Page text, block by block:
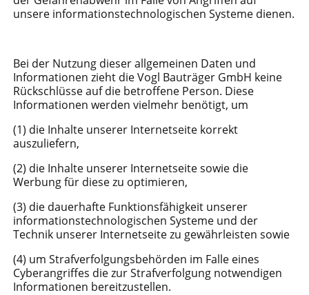
unsere informationstechnologischen Systeme dienen.
Bei der Nutzung dieser allgemeinen Daten und
Informationen zieht die Vogl Bauträger GmbH keine
Rückschlüsse auf die betroffene Person. Diese
Informationen werden vielmehr benötigt, um
(1) die Inhalte unserer Internetseite korrekt
auszuliefern,
(2) die Inhalte unserer Internetseite sowie die
Werbung für diese zu optimieren,
(3) die dauerhafte Funktionsfähigkeit unserer
informationstechnologischen Systeme und der
Technik unserer Internetseite zu gewährleisten sowie
(4) um Strafverfolgungsbehörden im Falle eines
Cyberangriffes die zur Strafverfolgung notwendigen
Informationen bereitzustellen.